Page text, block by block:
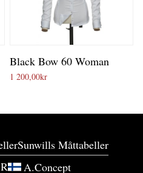
Black Bow 60 Woman
1 200,00kr
Sunwills Måttabeller
A.Concept